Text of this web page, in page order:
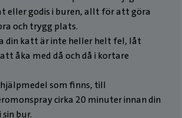
eller godis i buren, allt för att göra
och trygg plats.
din katt är inte heller helt fel, låt
åka med då och då i kortare
som finns, till
cirka 20 minuter innan din
bur.